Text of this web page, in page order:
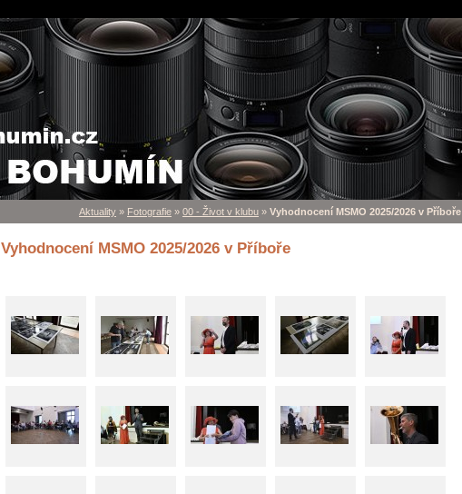
Aktuality » Fotografie » 00 - Život v klubu » Vyhodnocení MSMO 2025/2026 v Příboře
Vyhodnocení MSMO 2025/2026 v Příboře